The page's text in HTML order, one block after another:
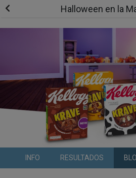
Halloween en la
INFO RESULTADOS